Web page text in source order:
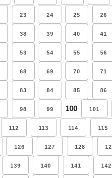
23 24 25 26
38 39 40 41
53 54 55 56
68 69 70 71
83 84 85 86
98 99 100 101
112 113 114 115
126 127 128
139 140 141 142